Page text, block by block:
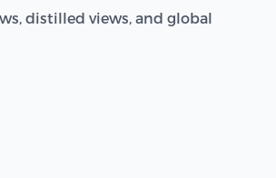
distilled views, and global